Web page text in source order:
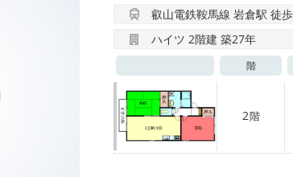
叡山電鉄鞍馬線 岩倉駅 徒
ハイツ 2階建 築27年
階
2階